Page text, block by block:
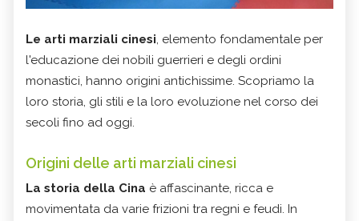
Le arti marziali cinesi, elemento fondamentale per
l'educazione dei nobili guerrieri e degli ordini
monastici, hanno origini antichissime. Scopriamo la
loro storia, gli stili e la loro evoluzione nel corso dei
secoli fino ad oggi.
Origini delle arti marziali cinesi
La storia della Cina è affascinante, ricca e
movimentata da varie frizioni tra regni e feudi. In